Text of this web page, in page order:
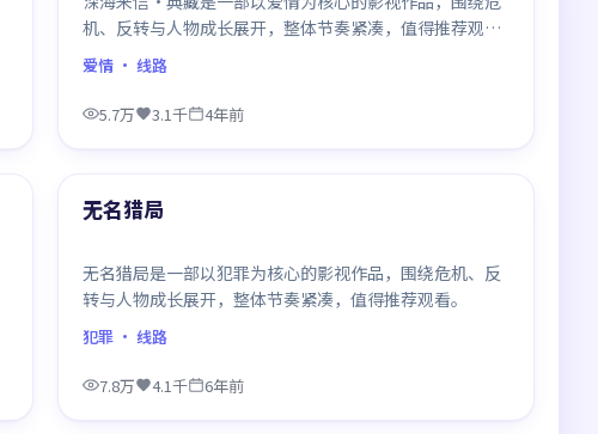
机、反转与人物成长展开，整体节奏紧凑，值得推荐观
看。
爱情· 线路
5.7万 3.1千 4年前
最新
无名猎局
无名猎局是一部以犯罪为核心的影视作品，围绕危机、反
转与人物成长展开，整体节奏紧凑，值得推荐观看。
犯罪· 线路
7.8万 4.1千 6年前